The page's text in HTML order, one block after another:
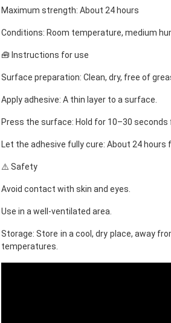
Maximum strength: About 24 hours
Conditions: Room temperature, medium
🧰 Instructions for use
Surface preparation: Clean, dry, free of
Apply adhesive: A thin layer to a surface.
Press the surface: Hold for 10–30 seconds
Let the adhesive fully cure: About 24 hours
⚠️ Safety
Avoid contact with skin and eyes.
Use in a well-ventilated area.
Storage: Store in a cool, dry place, away
temperatures.